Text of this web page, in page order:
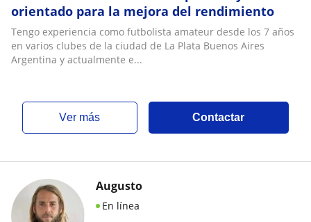
orientado para la mejora del rendimiento
Tengo experiencia como futbolista amateur desde los 7 años
en varios clubes de la ciudad de La Plata Buenos Aires
Argentina y actualmente e...
ver más Contactar
Augusto
En línea